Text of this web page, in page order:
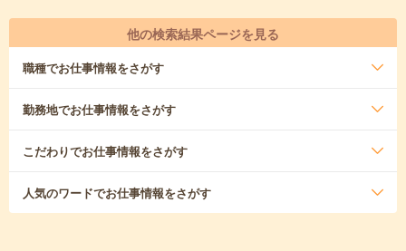
他の検索結果ページを見る
職種でお仕事情報をさがす
勤務地でお仕事情報をさがす
こだわりでお仕事情報をさがす
人気のワードでお仕事情報をさがす